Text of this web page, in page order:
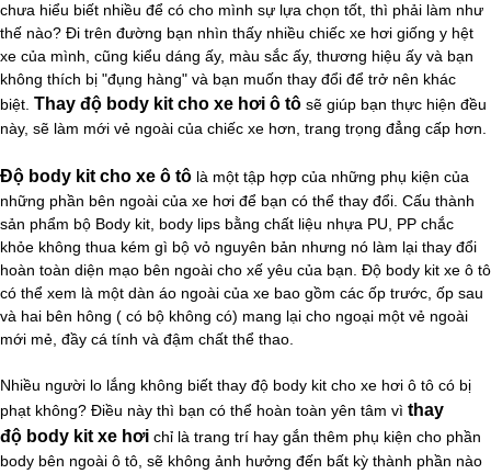
chưa hiểu biết nhiều để có cho mình sự lựa chọn tốt, thì phải làm như
thế nào? Đi trên đường bạn nhìn thấy nhiều chiếc xe hơi giống y hệt
xe của mình, cũng kiểu dáng ấy, màu sắc ấy, thương hiệu ấy và bạn
không thích bị "đụng hàng" và bạn muốn thay đổi để trở nên khác
biệt. Thay độ body kit cho xe hơi ô tô sẽ giúp bạn thực hiện đều
này, sẽ làm mới vẻ ngoài của chiếc xe hơn, trang trọng đẳng cấp hơn.
Độ body kit cho xe ô tô là một tập hợp của những phụ kiện của
những phần bên ngoài của xe hơi để bạn có thể thay đổi. Cấu thành
sản phẩm bộ Body kit, body lips bằng chất liệu nhựa PU, PP chắc
khỏe không thua kém gì bộ vỏ nguyên bản nhưng nó làm lại thay đổi
hoàn toàn diện mạo bên ngoài cho xế yêu của bạn. Độ body kit xe ô tô
có thể xem là một dàn áo ngoài của xe bao gồm các ốp trước, ốp sau
và hai bên hông ( có bộ không có) mang lại cho ngoại một vẻ ngoài
mới mẻ, đầy cá tính và đậm chất thể thao.
Nhiều người lo lắng không biết thay độ body kit cho xe hơi ô tô có bị
phạt không? Điều này thì bạn có thể hoàn toàn yên tâm vì thay
độ body kit xe hơi chỉ là trang trí hay gắn thêm phụ kiện cho phần
body bên ngoài ô tô, sẽ không ảnh hưởng đến bất kỳ thành phần nào